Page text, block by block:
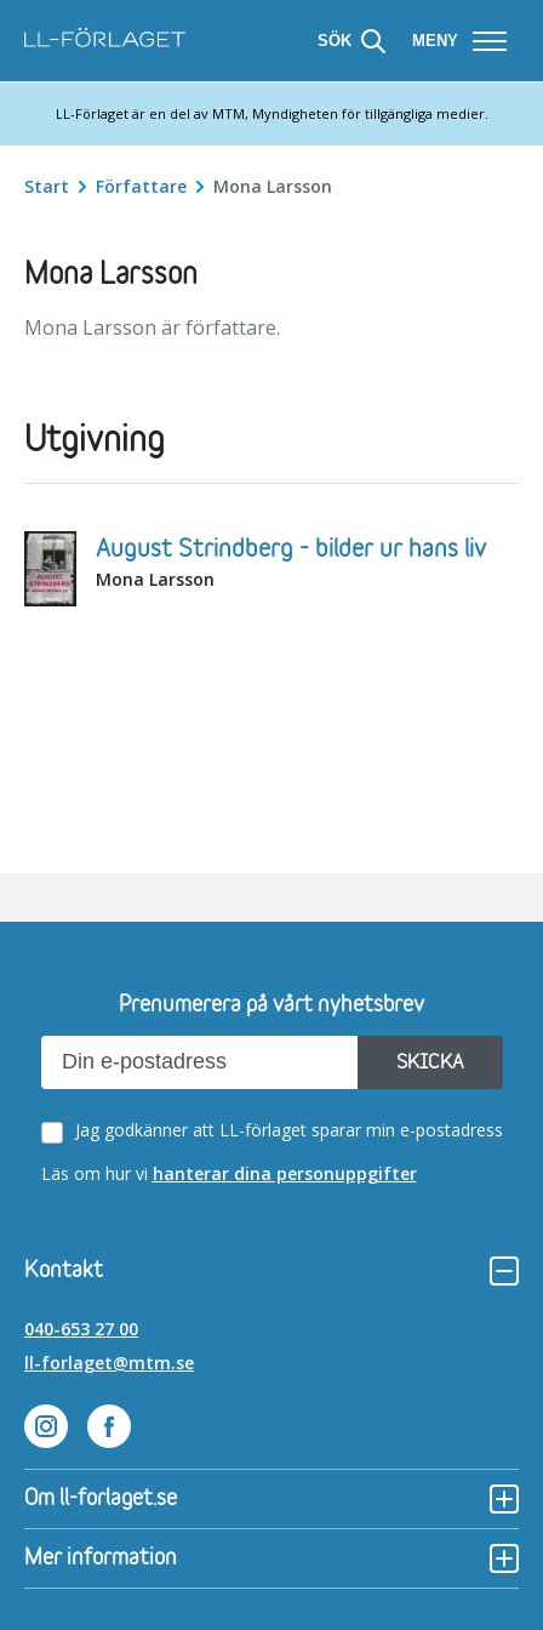
SÖK MENY
LL-Förlaget är en del av MTM, Myndigheten för tillgängliga medier.
Start Författare Mona Larsson
Mona Larsson
Mona Larsson är författare.
Utgivning
August Strindberg - bilder ur hans liv
Mona Larsson
Prenumerera på vårt nyhetsbrev
SKICKA
Jag godkänner att LL-förlaget sparar min e-postadress
Läs om hur vi hanterar dina personuppgifter
Kontakt
040-653 27 00
ll-forlaget@mtm.se
Lättläst på Instagram
Om ll-forlaget.se
Mer information